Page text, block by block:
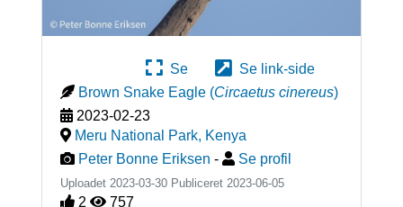
Se
Se link-side
Brown Snake Eagle (Circaetus cinereus)
2023-02-23
Meru National Park, Kenya
Peter Bonne Eriksen - Se profil
Uploadet 2023-03-30 Publiceret 2023-06-05
2 757